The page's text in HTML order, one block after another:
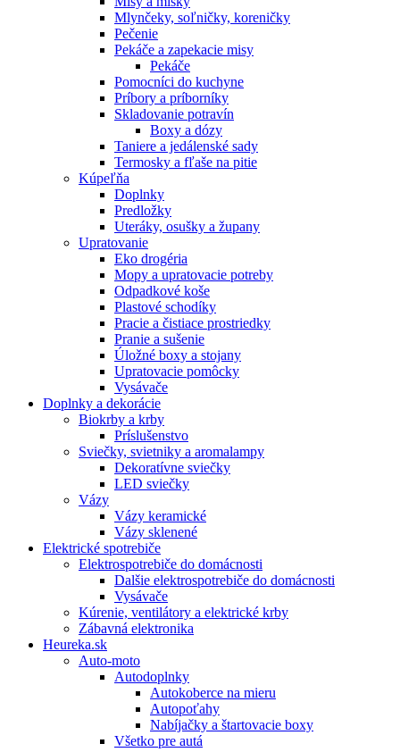
Mlynčeky, soľničky, koreničky
Pečenie
Pekáče a zapekacie misy
Pekáče
Pomocníci do kuchyne
Príbory a príborníky
Skladovanie potravín
Boxy a dózy
Taniere a jedálenské sady
Termosky a fľaše na pitie
Kúpeľňa
Doplnky
Predložky
Uteráky, osušky a župany
Upratovanie
Eko drogéria
Mopy a upratovacie potreby
Odpadkové koše
Plastové schodíky
Pracie a čistiace prostriedky
Pranie a sušenie
Úložné boxy a stojany
Upratovacie pomôcky
Vysávače
Doplnky a dekorácie
Biokrby a krby
Príslušenstvo
Sviečky, svietniky a aromalampy
Dekoratívne sviečky
LED sviečky
Vázy
Vázy keramické
Vázy sklenené
Elektrické spotrebiče
Elektrospotrebiče do domácnosti
Dalšie elektrospotrebiče do domácnosti
Vysávače
Kúrenie, ventilátory a elektrické krby
Zábavná elektronika
Heureka.sk
Auto-moto
Autodoplnky
Autokoberce na mieru
Autopoťahy
Nabíjačky a štartovacie boxy
Všetko pre autá